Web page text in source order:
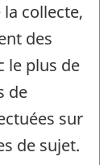
collecte,
des
le plus de
de
sur
de sujet.